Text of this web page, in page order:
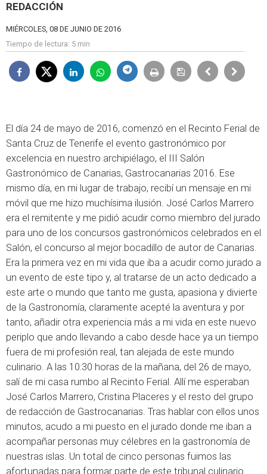
REDACCIÓN
MIÉRCOLES, 08 DE JUNIO DE 2016
Tiempo de lectura: 5 min
El día 24 de mayo de 2016, comenzó en el Recinto Ferial de
Santa Cruz de Tenerife el evento gastronómico por
excelencia en nuestro archipiélago, el III Salón
Gastronómico de Canarias, Gastrocanarias 2016. Ese
mismo día, en mi lugar de trabajo, recibí un mensaje en mi
móvil que me hizo muchísima ilusión. José Carlos Marrero
era el remitente y me pidió acudir como miembro del jurado
para uno de los concursos gastronómicos celebrados en el
Salón, el concurso al mejor bocadillo de autor de Canarias.
Era la primera vez en mi vida que iba a acudir como jurado a
un evento de este tipo y, al tratarse de un acto dedicado a
este arte o mundo que tanto me gusta, apasiona y divierte
de la Gastronomía, claramente acepté la aventura y por
tanto, añadir otra experiencia más a mi vida en este nuevo
periplo que ando llevando a cabo desde hace ya un tiempo
fuera de mi profesión real, tan alejada de este mundo
culinario. A las 10:30 horas de la mañana, del 26 de mayo,
salí de mi casa rumbo al Recinto Ferial. Allí me esperaban
José Carlos Marrero, Cristina Placeres y el resto del grupo
de redacción de Gastrocanarias. Tras hablar con ellos unos
minutos, acudo a mi puesto en el jurado donde me iban a
acompañar personas muy célebres en la gastronomía de
nuestras islas. Un total de cinco personas fuimos las
afortunadas para formar parte de este tribunal culinario.